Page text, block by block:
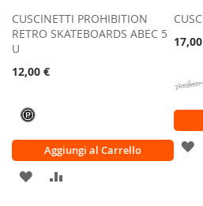
CUSCINETTI PROHIBITION
RETRO SKATEBOARDS ABEC 5
U
12,00 €
Aggiungi al Carrello
AGGIUNGI